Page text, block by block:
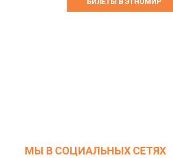
БИЛЕТЫ В ЭТНОМИР
МЫ В СОЦИАЛЬНЫХ СЕТЯХ